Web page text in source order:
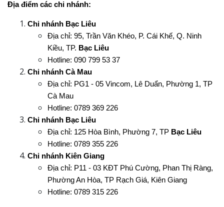
Địa điểm các chi nhánh:
Chi nhánh Bạc Liêu
Địa chỉ: 95, Trần Văn Khéo, P. Cái Khế, Q. Ninh
Kiều, TP. Bạc Liêu
Hotline: 090 799 53 37
Chi nhánh Cà Mau
Địa chỉ: PG1 - 05 Vincom, Lê Duẩn, Phường 1, TP
Cà Mau
Hotline: 0789 369 226
Chi nhánh Bạc Liêu
Địa chỉ: 125 Hòa Bình, Phường 7, TP Bạc Liêu
Hotline: 0789 355 226
Chi nhánh Kiên Giang
Địa chỉ: P11 - 03 KĐT Phú Cường, Phan Thị Ràng,
Phường An Hòa, TP Rạch Giá, Kiên Giang
Hotline: 0789 315 226